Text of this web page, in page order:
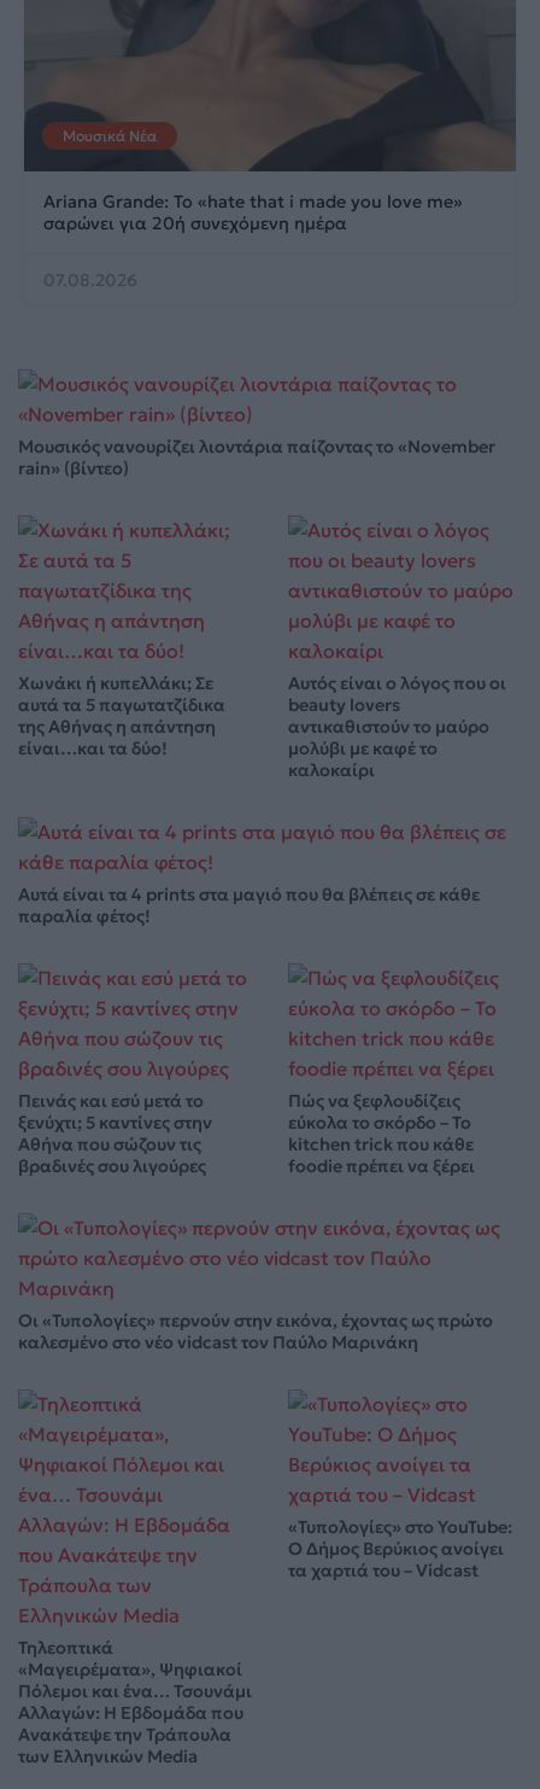
Μουσικά Νέα
Ariana Grande: Το «hate that i made you love me»
σαρώνει για 20ή συνεχόμενη ημέρα
07.08.2026
Μουσικός νανουρίζει λιοντάρια παίζοντας το «November
rain» (βίντεο)
Χωνάκι ή κυπελλάκι; Σε
αυτά τα 5 παγωτατζίδικα
της Αθήνας η απάντηση
είναι…και τα δύο!
Αυτός είναι ο λόγος που οι
beauty lovers
αντικαθιστούν το μαύρο
μολύβι με καφέ το
καλοκαίρι
Αυτά είναι τα 4 prints στα μαγιό που θα βλέπεις σε κάθε
παραλία φέτος!
Πεινάς και εσύ μετά το
ξενύχτι; 5 καντίνες στην
Αθήνα που σώζουν τις
βραδινές σου λιγούρες
Πώς να ξεφλουδίζεις
εύκολα το σκόρδο – Το
kitchen trick που κάθε
foodie πρέπει να ξέρει
Οι «Τυπολογίες» περνούν στην εικόνα, έχοντας ως πρώτο
καλεσμένο στο νέο vidcast τον Παύλο Μαρινάκη
Τηλεοπτικά
«Μαγειρέματα», Ψηφιακοί
Πόλεμοι και ένα… Τσουνάμι
Αλλαγών: Η Εβδομάδα που
Ανακάτεψε την Τράπουλα
των Ελληνικών Media
«Τυπολογίες» στο YouTube:
Ο Δήμος Βερύκιος ανοίγει
τα χαρτιά του – Vidcast